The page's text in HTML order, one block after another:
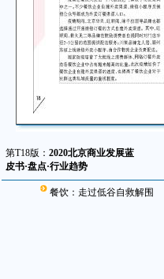
第T18版： 2020北京商业发展蓝
皮书·盘点·行业趋势
餐饮：走过低谷自救解围